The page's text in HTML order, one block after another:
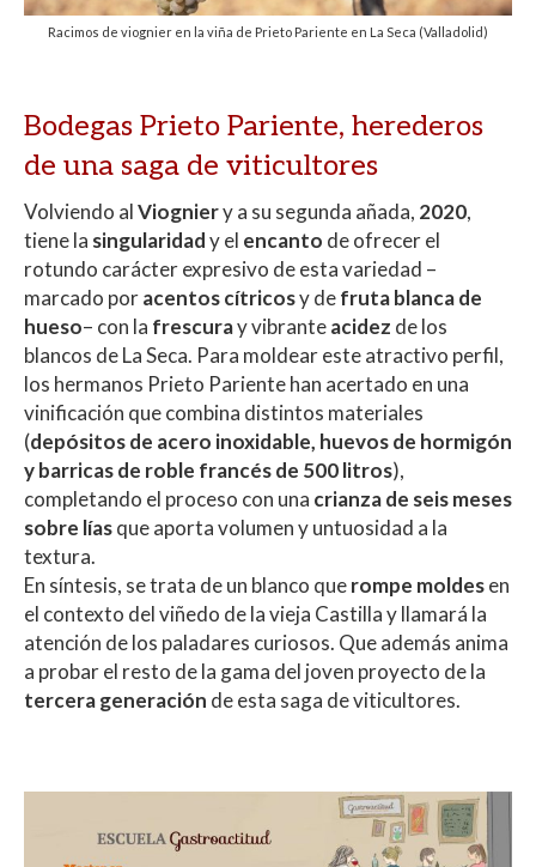
Racimos de viognier en la viña de Prieto Pariente en La Seca (Valladolid)
Bodegas Prieto Pariente, herederos
de una saga de viticultores
Volviendo alViogniery a su segunda añada, 2020,
tiene la singularidady el encanto de ofrecer el
rotundo carácter expresivo de esta variedad –
marcado poracentos cítricosy defruta blanca de
hueso– con la frescuray vibranteacidez de los
blancos de La Seca. Para moldear este atractivo perfil,
los hermanos Prieto Pariente han acertado en una
vinificación que combina distintos materiales
(depósitos de acero inoxidable, huevos de hormigón
y barricas de roble francés de 500 litros),
completando el proceso con una crianza de seis meses
sobre líasque aporta volumen y untuosidad a la
textura.
En síntesis, se trata de un blanco querompe moldesen
el contexto del viñedo de la vieja Castilla y llamará la
atención de los paladares curiosos. Que además anima
a probar el resto de la gama del joven proyecto de la
tercera generación de esta saga de viticultores.